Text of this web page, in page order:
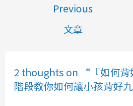
Previous
文章
2 thoughts on “『如何背
階段教你如何讓小孩背好